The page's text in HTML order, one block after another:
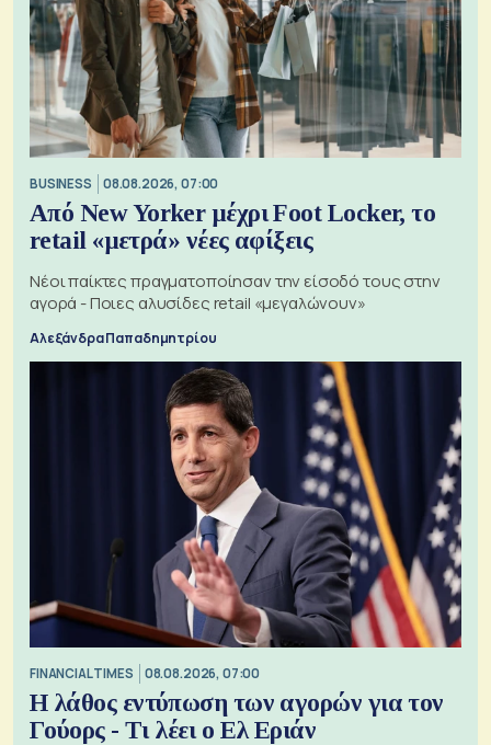
BUSINESS 08.08.2026, 07:00
Από New Yorker μέχρι Foot Locker, το
retail «μετρά» νέες αφίξεις
Νέοι παίκτες πραγματοποίησαν την είσοδό τους στην
αγορά - Ποιες αλυσίδες retail «μεγαλώνουν»
Αλεξάνδρα Παπαδημητρίου
FINANCIAL TIMES 08.08.2026, 07:00
Η λάθος εντύπωση των αγορών για τον
Γούορς - Τι λέει ο Ελ Εριάν